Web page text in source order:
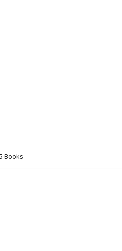
Books